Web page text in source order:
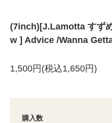
(7inch)[J.Lamotta すず
w ] Advice /Wanna
1,500円(税込1,650円)
購入数